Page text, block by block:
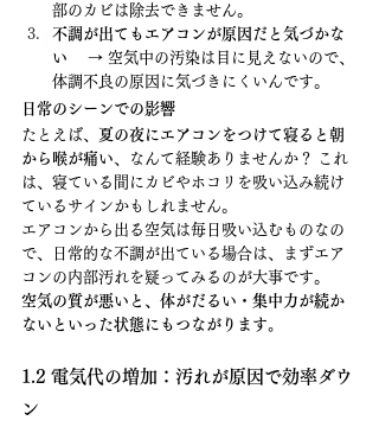
部のカビは除去できません。
不調が出てもエアコンが原因だと気づかな
い → 空気中の汚染は目に見えないので、
体調不良の原因に気づきにくいんです。
日常のシーンでの影響
たとえば、 夏の夜にエアコンをつけて寝ると朝
から喉が痛い、なんて経験ありませんか？ これ
は、寝ている間にカビやホコリを吸い込み続け
ているサインかもしれません。
エアコンから出る空気は毎日吸い込むものなの
で、日常的な不調が出ている場合は、まずエア
コンの内部汚れを疑ってみるのが大事です。
空気の質が悪いと、体がだるい・集中力が続か
ないといった状態にもつながります。
1.2 電気代の増加：汚れが原因で効率ダウ
ン